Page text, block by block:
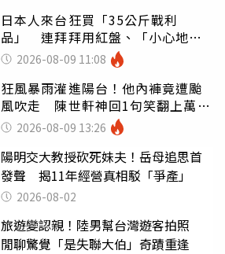
日本人來台狂買「35公斤戰利
品」 連拜拜用紅盤、「小心地
滑」告示牌也帶回家
2026-08-09 11:08
狂風暴雨灌進陽台！他內褲竟遭颱
風吹走 陳世軒神回1句笑翻上萬網
友 2026-08-09 13:26
陽明交大教授砍死妹夫！岳母追思首
發聲 揭11年經營真相駁「爭產」
2026-08-02
旅遊變認親！陸男幫台灣遊客拍照
閒聊驚覺「是失聯大伯」奇蹟重逢